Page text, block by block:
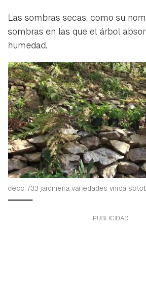
Las sombras secas, como su
sombras en las que el árbol
humedad.
deco 733 jardineria variedades vinca